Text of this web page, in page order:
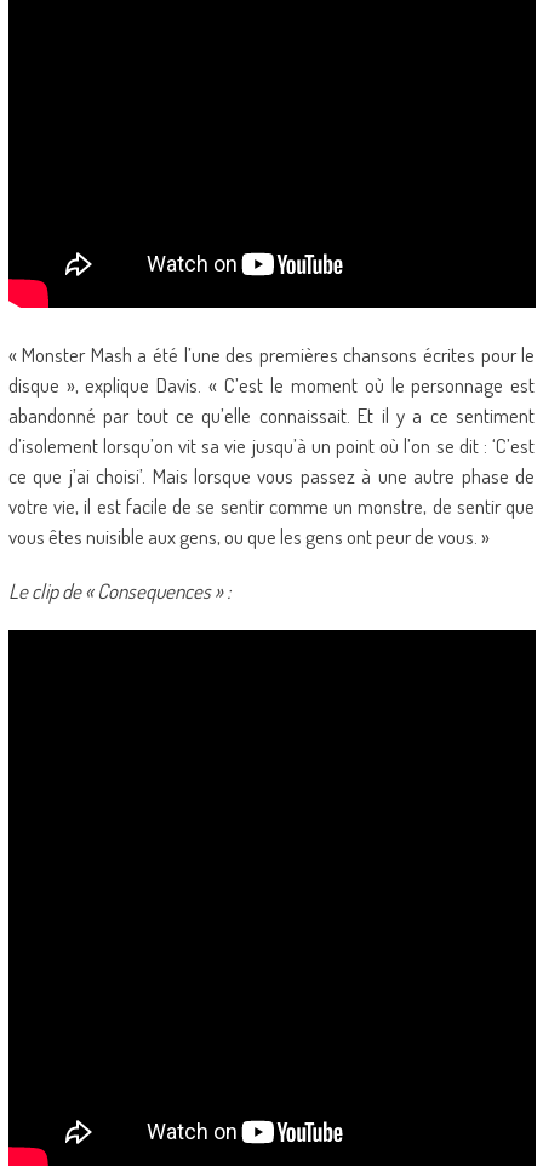
« Monster Mash a été l’une des premières chansons écrites pour le
disque », explique Davis. « C’est le moment où le personnage est
abandonné par tout ce qu’elle connaissait. Et il y a ce sentiment
d’isolement lorsqu’on vit sa vie jusqu’à un point où l’on se dit : ‘C’est
ce que j’ai choisi’. Mais lorsque vous passez à une autre phase de
votre vie, il est facile de se sentir comme un monstre, de sentir que
vous êtes nuisible aux gens, ou que les gens ont peur de vous. »
Le clip de « Consequences » :